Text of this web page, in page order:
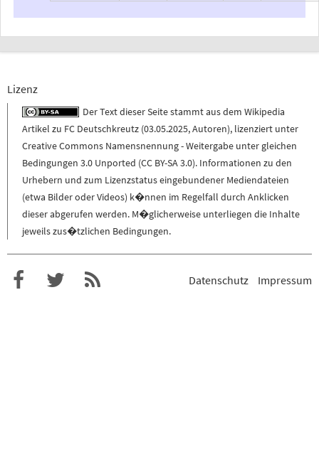
Lizenz
Der Text dieser Seite stammt aus dem Wikipedia
Artikel zu FC Deutschkreutz (03.05.2025,Autoren), lizenziert unter
Creative Commons Namensnennung - Weitergabe unter gleichen
Bedingungen 3.0 Unported (CC BY-SA 3.0). Informationen zu den
Urhebern und zum Lizenzstatus eingebundener Mediendateien
(etwa Bilder oder Videos) k�nnen im Regelfall durch Anklicken
dieser abgerufen werden. M�glicherweise unterliegen die Inhalte
jeweils zus�tzlichen Bedingungen.
Datenschutz Impressum